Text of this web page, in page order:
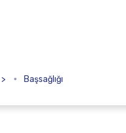
> Başsağlığı